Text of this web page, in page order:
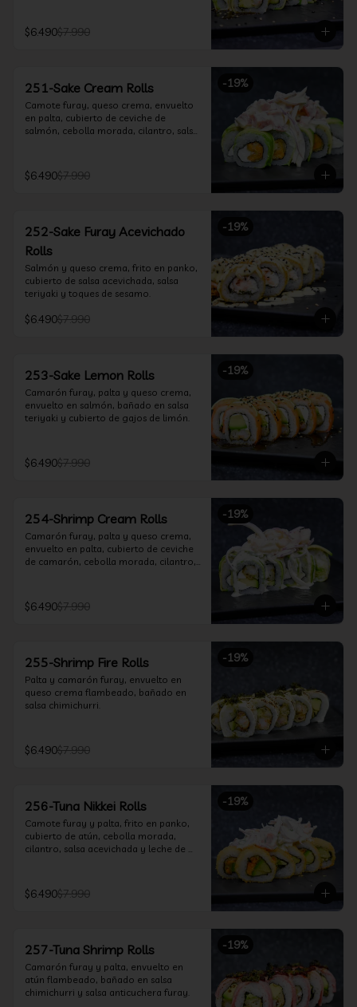
$6.490$7.990
-19%
251-Sake Cream Rolls
Camote furay, queso crema, envuelto
en palta, cubierto de ceviche de
salmón, cebolla morada, cilantro, salsa
$6.490$7.990
-19%
252-Sake Furay Acevichado
Rolls
Salmón y queso crema, frito en panko,
cubierto de salsa acevichada, salsa
teriyaki y toques de sesamo.
$6.490$7.990
-19%
253-Sake Lemon Rolls
Camarón furay, palta y queso crema,
envuelto en salmón, bañado en salsa
teriyaki y cubierto de gajos de limón.
$6.490$7.990
-19%
254-Shrimp Cream Rolls
Camarón furay, palta y queso crema,
envuelto en palta, cubierto de ceviche
de camarón, cebolla morada, cilantro,
$6.490$7.990
-19%
255-Shrimp Fire Rolls
Palta y camarón furay, envuelto en
queso crema flambeado, bañado en
salsa chimichurri.
$6.490$7.990
-19%
256-Tuna Nikkei Rolls
Camote furay y palta, frito en panko,
cubierto de atún, cebolla morada,
cilantro, salsa acevichada y leche de
$6.490$7.990
-19%
257-Tuna Shrimp Rolls
Camarón furay y palta, envuelto en
atún flambeado, bañado en salsa
chimichurri y salsa anticuchera furay.